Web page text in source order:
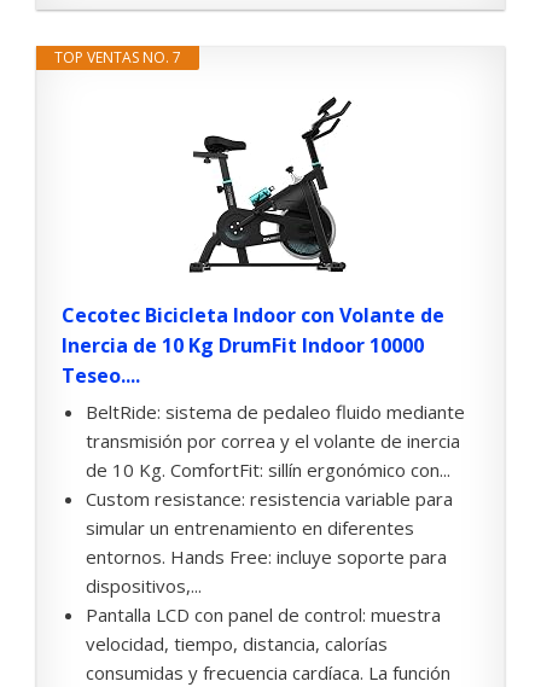
TOP VENTAS NO. 7
Cecotec Bicicleta Indoor con Volante de
Inercia de 10 Kg DrumFit Indoor 10000
Teseo....
BeltRide: sistema de pedaleo fluido mediante
transmisión por correa y el volante de inercia
de 10 Kg. ComfortFit: sillín ergonómico con...
Custom resistance: resistencia variable para
simular un entrenamiento en diferentes
entornos. Hands Free: incluye soporte para
dispositivos,...
Pantalla LCD con panel de control: muestra
velocidad, tiempo, distancia, calorías
consumidas y frecuencia cardíaca. La función